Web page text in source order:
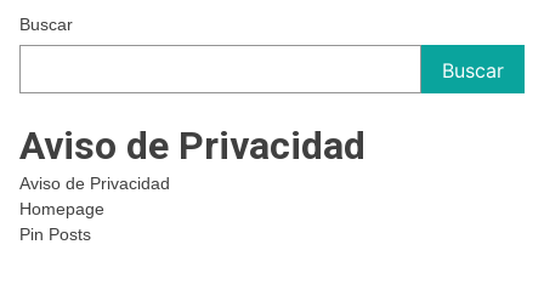
Buscar
Buscar
Aviso de Privacidad
Aviso de Privacidad
Homepage
Pin Posts